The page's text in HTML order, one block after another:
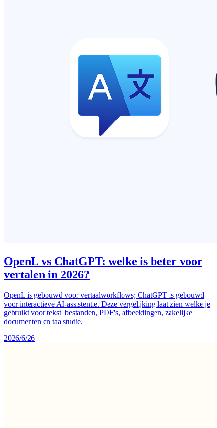
OpenL vs ChatGPT: welke is beter voor
vertalen in 2026?
OpenL is gebouwd voor vertaalworkflows; ChatGPT is gebouwd
voor interactieve AI-assistentie. Deze vergelijking laat zien welke je
gebruikt voor tekst, bestanden, PDF's, afbeeldingen, zakelijke
documenten en taalstudie.
2026/6/26